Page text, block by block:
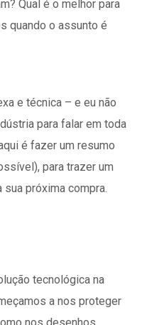
Qual é o melhor para
quando o assunto é
e técnica – e eu não
para falar em toda
é fazer um resumo
para trazer um
próxima compra.
tecnológica na
a nos proteger